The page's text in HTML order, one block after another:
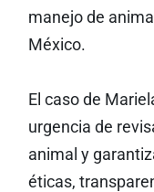
manejo de
México.
El caso de
urgencia de
animal y
éticas,